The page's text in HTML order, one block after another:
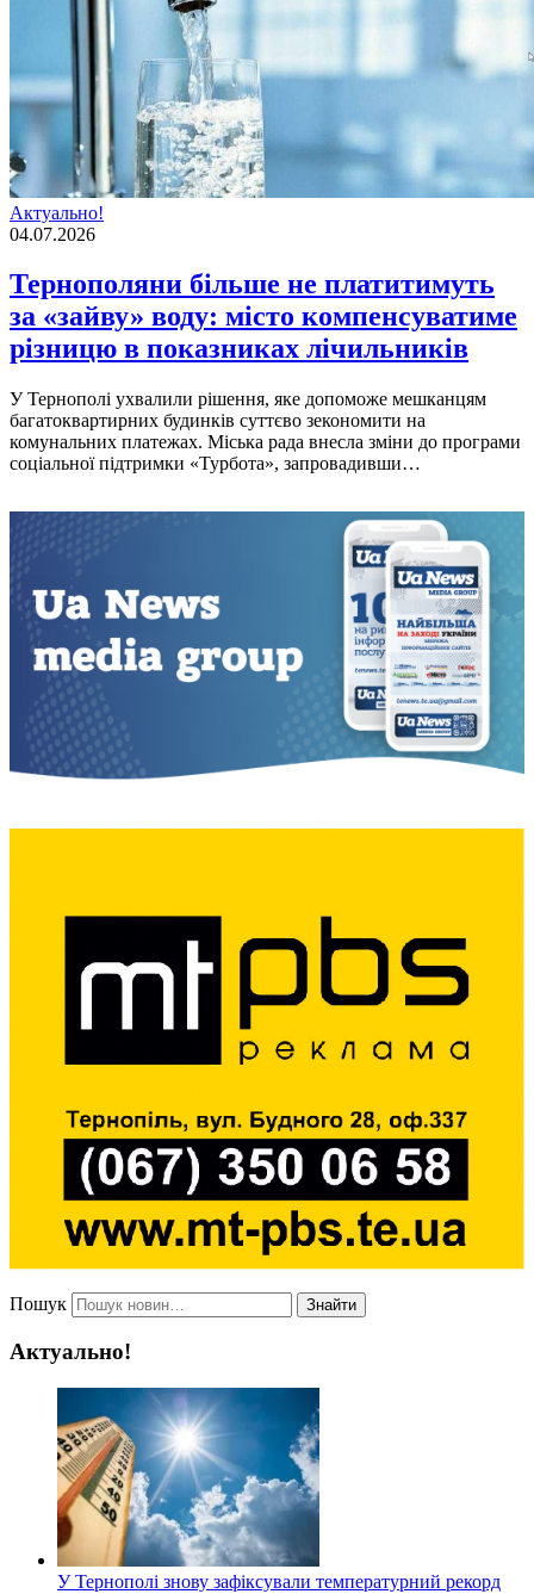
Актуально!
04.07.2026
Тернополяни більше не платитимуть
за «зайву» воду: місто компенсуватиме
різницю в показниках лічильників
У Тернополі ухвалили рішення, яке допоможе мешканцям
багатоквартирних будинків суттєво зекономити на
комунальних платежах. Міська рада внесла зміни до програми
соціальної підтримки «Турбота», запровадивши…
Пошук Знайти
Актуально!
У Тернополі знову зафіксували температурний рекорд